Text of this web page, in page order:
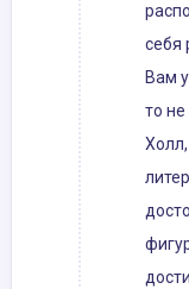
себя
Вам
то